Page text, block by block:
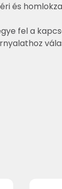
és
fel a